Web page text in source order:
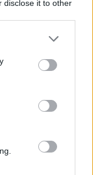
disclose it to other